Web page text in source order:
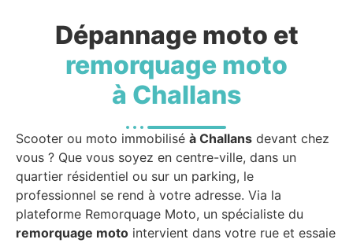
Dépannage moto et
remorquage moto
à Challans
Scooter ou moto immobilisé à Challans devant chez
vous ? Que vous soyez en centre-ville, dans un
quartier résidentiel ou sur un parking, le
professionnel se rend à votre adresse. Via la
plateforme Remorquage Moto, un spécialiste du
remorquage moto intervient dans votre rue et essaie